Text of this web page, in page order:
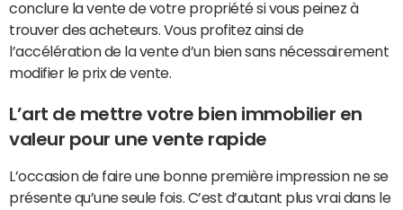
conclure la vente de votre propriété si vous peinez à
trouver des acheteurs. Vous profitez ainsi de
l’accélération de la vente d’un bien sans nécessairement
modifier le prix de vente.
L’art de mettre votre bien immobilier en
valeur pour une vente rapide
L’occasion de faire une bonne première impression ne se
présente qu’une seule fois. C’est d’autant plus vrai dans le